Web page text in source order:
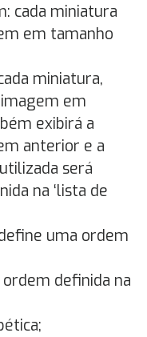
cada miniatura
em tamanho
miniatura,
em
exibirá a
anterior e a
será
na ‘lista de
uma ordem
definida na